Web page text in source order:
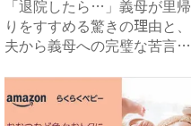
「退院したら…」義母が里帰
りをすすめる驚きの理由と、
夫から義母への完璧な苦言